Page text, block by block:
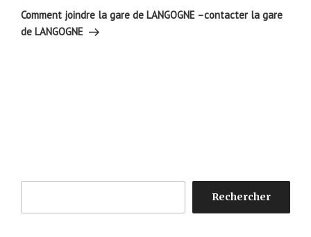
suivant
Comment joindre la gare de LANGOGNE –contacter la gare
de LANGOGNE
Rechercher